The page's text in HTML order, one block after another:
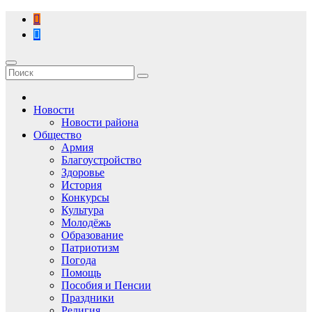
Перейти
содержимому
Новости
Новости района
Общество
Армия
Благоустройство
Здоровье
История
Конкурсы
Культура
Молодёжь
Образование
Патриотизм
Погода
Помощь
Пособия и Пенсии
Праздники